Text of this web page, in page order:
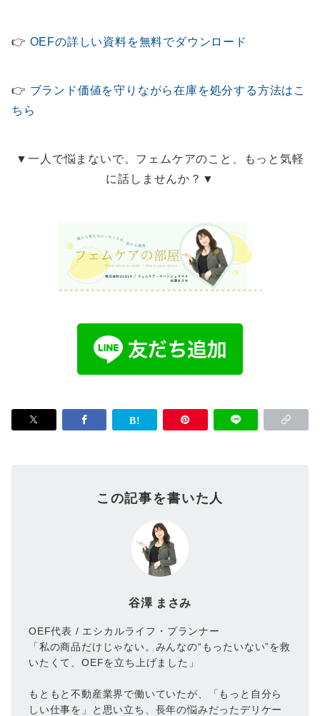
👉 OEFの詳しい資料を無料でダウンロード
👉 ブランド価値を守りながら在庫を処分する方法はこ
ちら
▼一人で悩まないで。フェムケアのこと、もっと気軽
に話しませんか？▼
この記事を書いた人
谷澤 まさみ
OEF代表 / エシカルライフ・プランナー
「私の商品だけじゃない。みんなの“もったいない”を救
いたくて、OEFを立ち上げました」
もともと不動産業界で働いていたが、「もっと自分ら
しい仕事を」と思い立ち、長年の悩みだったデリケー